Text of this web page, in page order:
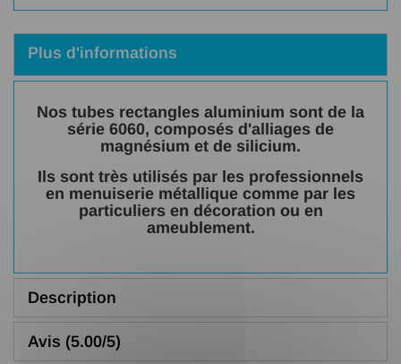
Plus d'informations
Nos tubes rectangles aluminium sont de la
série 6060, composés d'alliages de
magnésium et de silicium.
Ils sont très utilisés par les professionnels
en menuiserie métallique comme par les
particuliers en décoration ou en
ameublement.
Description
Avis (5.00/5)